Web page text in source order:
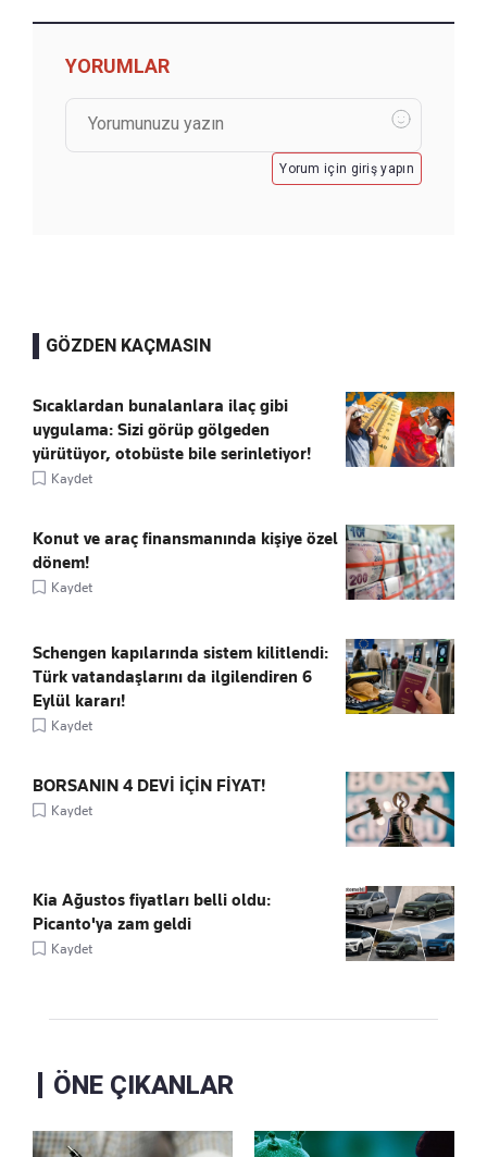
YORUMLAR
Yorum için giriş yapın
GÖZDEN KAÇMASIN
Sıcaklardan bunalanlara ilaç gibi
uygulama: Sizi görüp gölgeden
yürütüyor, otobüste bile serinletiyor!
Kaydet
Konut ve araç finansmanında kişiye özel
dönem!
Kaydet
Schengen kapılarında sistem kilitlendi:
Türk vatandaşlarını da ilgilendiren 6
Eylül kararı!
Kaydet
BORSANIN 4 DEVİ İÇİN FİYAT!
Kaydet
Kia Ağustos fiyatları belli oldu:
Picanto'ya zam geldi
Kaydet
ÖNE ÇIKANLAR